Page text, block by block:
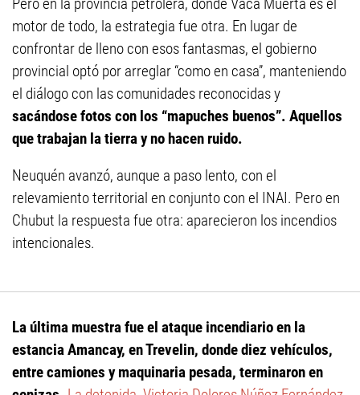
motor de todo, la estrategia fue otra. En lugar de
confrontar de lleno con esos fantasmas, el gobierno
provincial optó por arreglar “como en casa”, manteniendo
el diálogo con las comunidades reconocidas y
sacándose fotos con los “mapuches buenos”. Aquellos
que trabajan la tierra y no hacen ruido.
Neuquén avanzó, aunque a paso lento, con el
relevamiento territorial en conjunto con el INAI. Pero en
Chubut la respuesta fue otra: aparecieron los incendios
intencionales.
La última muestra fue el ataque incendiario en la
estancia Amancay, en Trevelin, donde diez vehículos,
entre camiones y maquinaria pesada, terminaron en